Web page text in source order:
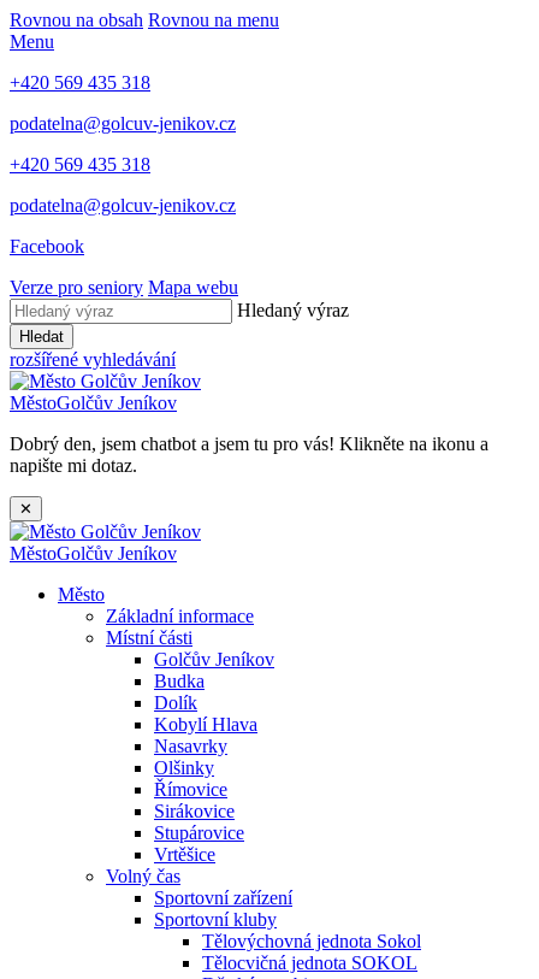
Rovnou na obsah Rovnou na menu
Menu
+420 569 435 318
podatelna@golcuv-jenikov.cz
+420 569 435 318
podatelna@golcuv-jenikov.cz
Facebook
Verze pro seniory Mapa webu
Hledaný výraz
Hledat
rozšířené vyhledávání
MěstoGolčův Jeníkov
Dobrý den, jsem chatbot a jsem tu pro vás! Klikněte na ikonu a
napište mi dotaz.
✕
MěstoGolčův Jeníkov
Město
Základní informace
Místní části
Golčův Jeníkov
Budka
Dolík
Kobylí Hlava
Nasavrky
Olšinky
Římovice
Sirákovice
Stupárovice
Vrtěšice
Volný čas
Sportovní zařízení
Sportovní kluby
Tělovýchovná jednota Sokol
Tělocvičná jednota SOKOL